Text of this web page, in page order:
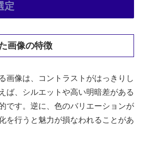
定
画像の特徴
画像は、コントラストがはっきりし
ば、シルエットや高い明暗差がある
です。逆に、色のバリエーションが
を行うと魅力が損なわれることがあ